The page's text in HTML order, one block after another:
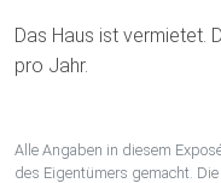
Das Haus ist vermietet.
pro Jahr.
Alle Angaben in diesem
des Eigentümers gemacht.